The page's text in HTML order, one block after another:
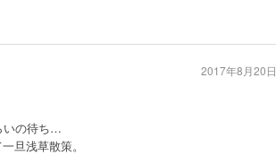
いの待ち…
旦浅草散策。
2017年8月20日